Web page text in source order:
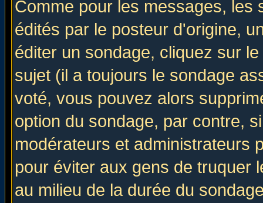
Comme pour les messages, les
édités par le posteur d'origine,
éditer un sondage, cliquez sur
sujet (il a toujours le sondage
voté, vous pouvez alors
option du sondage, par contre,
modérateurs et administrateurs
pour éviter aux gens de truquer
au milieu de la durée du